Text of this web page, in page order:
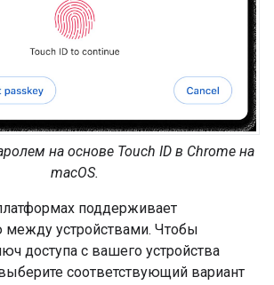
на основе Touch ID в Chrome на
macOS.
поддерживает
между устройствами. Чтобы
доступа с вашего устройства
соответствующий вариант